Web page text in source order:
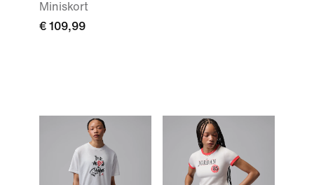
Miniskort
€ 109,99